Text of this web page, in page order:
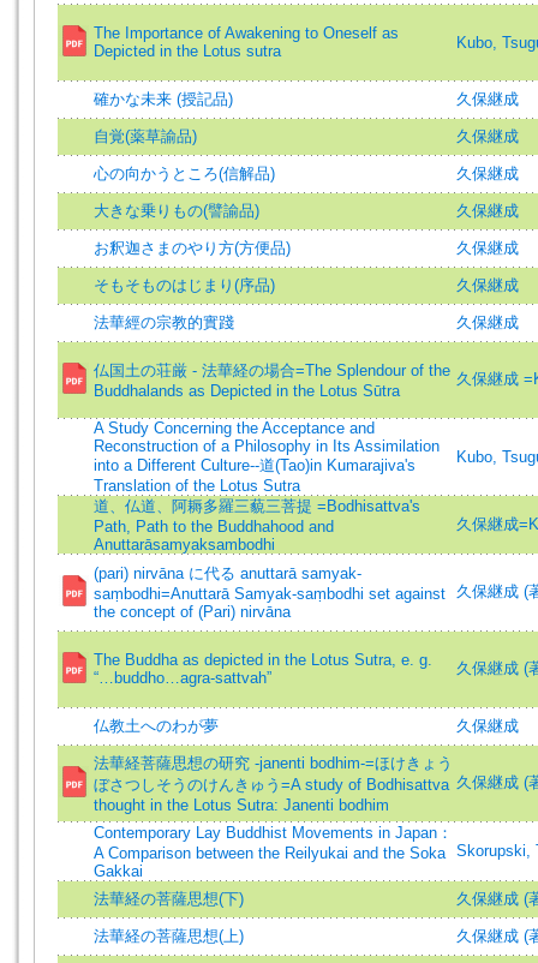
The Importance of Awakening to Oneself as
Depicted in the Lotus sutra
Kubo,
確かな未来 (授記品) 久保継成
自覚(薬草諭品) 久保継成
心の向かうところ(信解品) 久保継成
大きな乗りもの(譬諭品) 久保継成
お釈迦さまのやり方(方便品) 久保継成
そもそものはじまり(序品) 久保継成
法華經の宗教的實踐 久保継成
仏国土の荘厳 - 法華経の場合=The Splendour of the
Buddhalands as Depicted in the Lotus Sūtra
久保継成
A Study Concerning the Acceptance and
Reconstruction of a Philosophy in Its Assimilation
into a Different Culture--道(Tao)in Kumarajiva's
Translation of the Lotus Sutra
Kubo,
道、仏道、阿耨多羅三藐三菩提 =Bodhisattva's
Path, Path to the Buddhahood and
Anuttarāsamyaksambodhi
久保継成
(pari) nirvāna に代る anuttarā samyak-
saṃbodhi=Anuttarā Samyak-saṃbodhi set against
the concept of (Pari) nirvāna
久保継成 (
The Buddha as depicted in the Lotus Sutra, e. g.
“…buddho…agra-sattvah”
久保継成 (
仏教土へのわが夢 久保継成
法華経菩薩思想の研究 -janenti bodhim-=ほけきょう
ぼさつしそうのけんきゅう=A study of Bodhisattva
thought in the Lotus Sutra: Janenti bodhim
久保継成 (
Contemporary Lay Buddhist Movements in Japan：
A Comparison between the Reilyukai and the Soka
Gakkai
Skorupski,
法華経の菩薩思想(下) 久保継成 (
法華経の菩薩思想(上) 久保継成 (